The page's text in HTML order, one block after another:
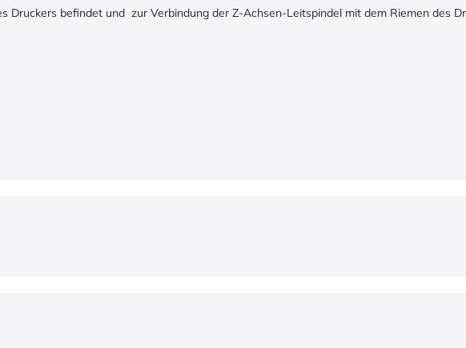
Druckers befindet und zur Verbindung der Z-Achsen-Leitspindel mit dem Riemen des